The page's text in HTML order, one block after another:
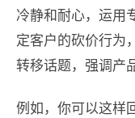
冷静和耐心，运用
定客户的砍价行为
转移话题，强调产
例如，你可以这样